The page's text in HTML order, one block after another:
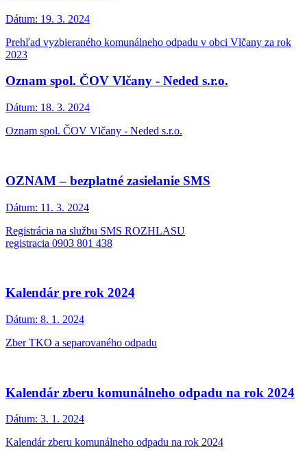
Dátum: 19. 3. 2024
Prehľad vyzbieraného komunálneho odpadu v obci Vlčany za rok
2023
Oznam spol. ČOV Vlčany - Neded s.r.o.
Dátum: 18. 3. 2024
Oznam spol. ČOV Vlčany - Neded s.r.o.
OZNAM – bezplatné zasielanie SMS
Dátum: 11. 3. 2024
Registrácia na službu SMS ROZHLASU
registracia 0903 801 438
Kalendár pre rok 2024
Dátum: 8. 1. 2024
Zber TKO a separovaného odpadu
Kalendár zberu komunálneho odpadu na rok 2024
Dátum: 3. 1. 2024
Kalendár zberu komunálneho odpadu na rok 2024